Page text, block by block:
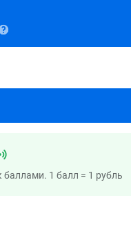
1 балл = 1 рубль